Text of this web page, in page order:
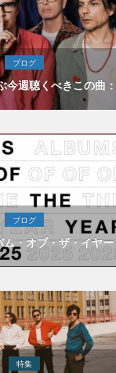
ブログ
今週聴くべきこの曲：
ブログ
・オブ・ザ・イヤー
特集